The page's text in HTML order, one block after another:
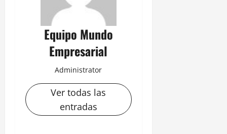
Equipo Mundo
Empresarial
Administrator
Ver todas las
entradas